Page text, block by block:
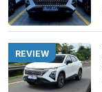
REVIEW